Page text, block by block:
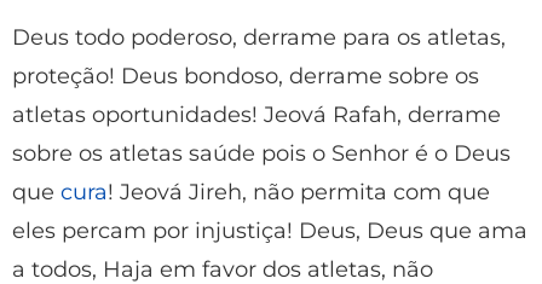
Deus todo poderoso, derrame para os atletas,
proteção! Deus bondoso, derrame sobre os
atletas oportunidades! Jeová Rafah, derrame
sobre os atletas saúde pois o Senhor é o Deus
que cura! Jeová Jireh, não permita com que
eles percam por injustiça! Deus, Deus que ama
a todos, Haja em favor dos atletas, não